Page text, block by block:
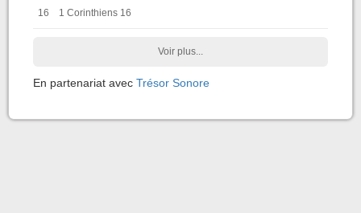
16 1 Corinthiens 16
Voir plus...
En partenariat avec Trésor Sonore